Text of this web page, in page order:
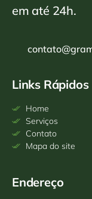
em até 24h.
Links Rápidos
Home
Serviços
Contato
Mapa do site
Endereço